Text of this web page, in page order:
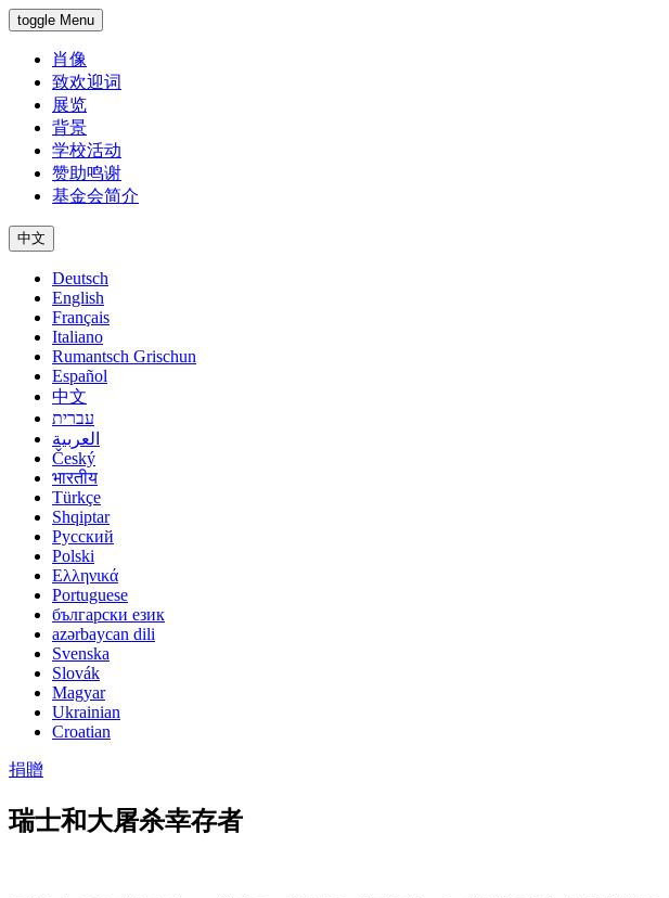
toggle Menu
肖像
致欢迎词
展览
背景
学校活动
赞助鸣谢
基金会简介
中文
Deutsch
English
Français
Italiano
Rumantsch Grischun
Español
中文
עברית
العربية
Český
भारतीय
Türkçe
Shqiptar
Pусский
Polski
Ελληνικά
Portuguese
български език
azərbaycan dili
Svenska
Slovák
Magyar
Ukrainian
Croatian
捐贈
瑞士和大屠杀幸存者